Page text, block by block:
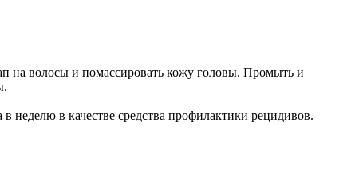
на волосы и помассировать кожу головы. Промыть и
неделю в качестве средства профилактики рецидивов.